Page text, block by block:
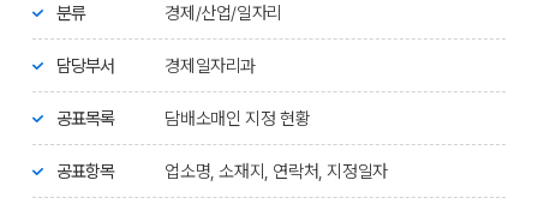
분류 경제/산업/일자리
담당부서 경제일자리과
공표목록 담배소매인 지정 현황
공표항목 업소명, 소재지, 연락처, 지정일자